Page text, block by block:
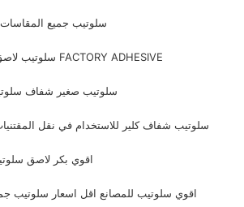
سلوتيب جميع المقاسات
سلوتيب لاصق للمصانع FACTORY ADHESIVE
سلوتيب صغير شفاف
سلوتيب شفاف كلير للاستخدام في نقل
اقوي بكر لاصق
اقوي سلوتيب للمصانع اقل اسعار سلوتيب